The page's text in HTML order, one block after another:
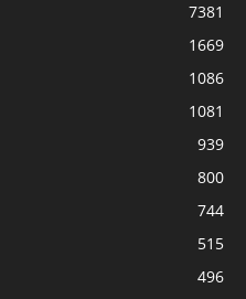
7381
1669
1086
1081
939
800
744
515
496